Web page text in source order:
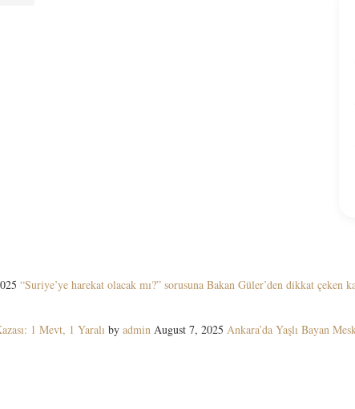
“Suriye’ye harekat olacak mı?” sorusuna Bakan Güler’den dikkat çeken
1 Mevt, 1 Yaralı by admin August 7, 2025 Ankara’da Yaşlı Bayan